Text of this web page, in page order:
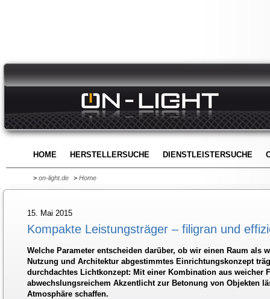
HOME HERSTELLERSUCHE DIENSTLEISTERSUCHE
> on-light.de > Home
15. Mai 2015
Kompakte Leistungsträger – filigran und
Welche Parameter entscheiden darüber, ob wir einen Raum als
Nutzung und Architektur abgestimmtes Einrichtungskonzept
durchdachtes Lichtkonzept: Mit einer Kombination aus weicher
abwechslungsreichem Akzentlicht zur Betonung von Objekten
Atmosphäre schaffen.